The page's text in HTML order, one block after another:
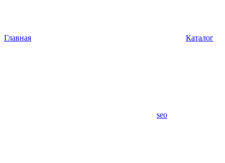
Главная Каталог
seo